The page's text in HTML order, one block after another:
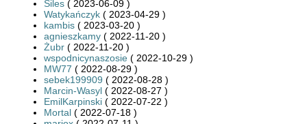
Siles ( 2023-06-09 )
Watykańczyk ( 2023-04-29 )
kambis ( 2023-03-20 )
agnieszkamy ( 2022-11-20 )
Żubr ( 2022-11-20 )
wspodnicynaszosie ( 2022-10-29 )
MW77 ( 2022-08-29 )
sebek199909 ( 2022-08-28 )
Marcin-Wasyl ( 2022-08-27 )
EmilKarpinski ( 2022-07-22 )
Mortal ( 2022-07-18 )